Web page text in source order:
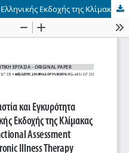
Αξιοπιστία και Εγκυρότητα της Ελληνικής Εκδοχής της Κλίμακας "Functional Αssessment of Chronic Illness Therapy Spiritual well-being 12 (FACIT-SP12) scale – Non illness"